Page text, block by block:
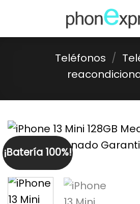
content
Teléfonos /
¡Batería 100%!